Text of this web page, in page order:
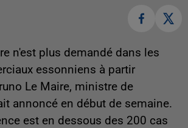
n'est plus demandé dans les
essonniens à partir
Le Maire, ministre de
annoncé en début de semaine.
est en dessous des 200 cas